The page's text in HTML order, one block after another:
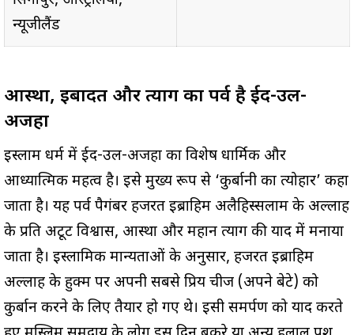
न्यूजीलैंड
आस्था, इबादत और त्याग का पर्व है ईद-उल-
अजहा
इस्लाम धर्म में ईद-उल-अजहा का विशेष धार्मिक और
आध्यात्मिक महत्व है। इसे मुख्य रूप से ‘कुर्बानी का त्योहार’ कहा
जाता है। यह पर्व पैगंबर हजरत इब्राहिम अलैहिस्सलाम के अल्लाह
के प्रति अटूट विश्वास, आस्था और महान त्याग की याद में मनाया
जाता है। इस्लामिक मान्यताओं के अनुसार, हजरत इब्राहिम
अल्लाह के हुक्म पर अपनी सबसे प्रिय चीज (अपने बेटे) को
कुर्बान करने के लिए तैयार हो गए थे। इसी समर्पण को याद करते